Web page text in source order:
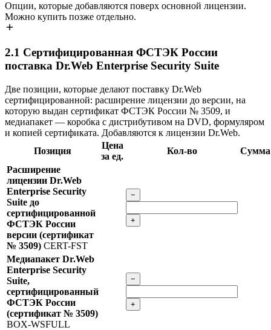
Опции, которые добавляются поверх основной лицензии.
Можно купить позже отдельно.
2.1 Сертифицированная ФСТЭК России
поставка Dr.Web Enterprise Security Suite
Две позиции, которые делают поставку Dr.Web
сертифицированной: расширение лицензии до версии, на
которую выдан сертификат ФСТЭК России № 3509, и
медиапакет — коробка с дистрибутивом на DVD, формуляром
и копией сертификата. Добавляются к лицензии Dr.Web.
Позиция
Цена
за ед.
Кол-во
Сумма
Расширение
лицензии Dr.Web
Enterprise Security
Suite до
сертифицированной
ФСТЭК России
версии (сертификат
№ 3509) CERT-FST
−
+
Медиапакет Dr.Web
Enterprise Security
Suite,
сертифицированный
ФСТЭК России
(сертификат № 3509)
BOX-WSFULL
−
+